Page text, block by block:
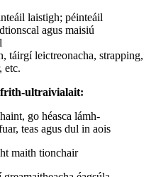
laistigh; péinteáil
agus maisiú
táirgí leictreonacha, strapping,
etc.
frith-ultraivialait:
go héasca lámh-
teas agus dul in aois
maith tionchair